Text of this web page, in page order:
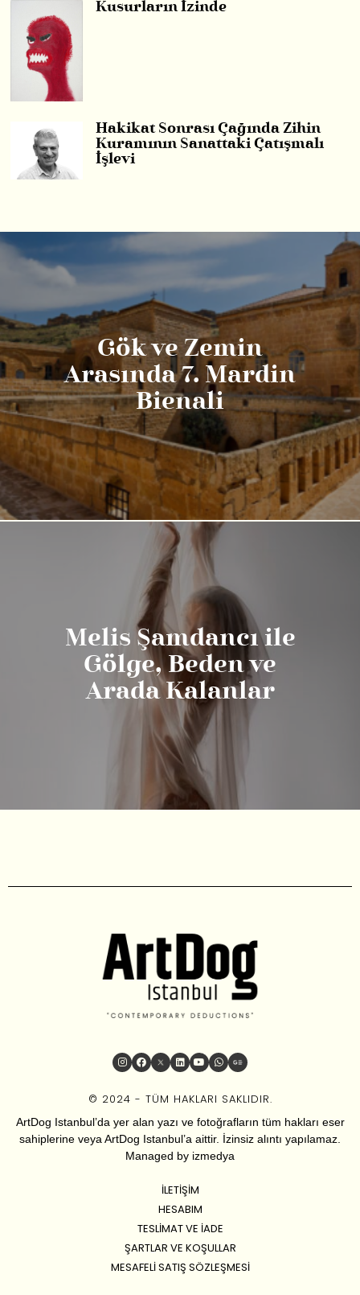
Kusurların İzinde
Hakikat Sonrası Çağında Zihin
Kuramının Sanattaki Çatışmalı
İşlevi
Gök ve Zemin
Arasında 7. Mardin
Bienali
Melis Şamdancı ile
Gölge, Beden ve
Arada Kalanlar
© 2024 - TÜM HAKLARI SAKLIDIR.
ArtDog Istanbul’da yer alan yazı ve fotoğrafların tüm hakları eser
sahiplerine veya ArtDog Istanbul’a aittir. İzinsiz alıntı yapılamaz.
Managed by izmedya
İLETIŞIM
HESABIM
TESLIMAT VE İADE
ŞARTLAR VE KOŞULLAR
MESAFELI SATIŞ SÖZLEŞMESI